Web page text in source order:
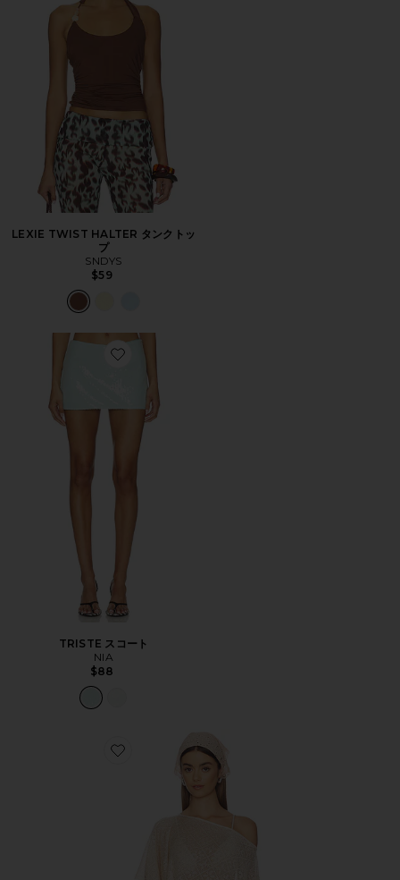
LEXIE TWIST HALTER タンクトッ
プ
SNDYS
$59
Favorite TRISTE スコート
TRISTE スコート
NIA
$88